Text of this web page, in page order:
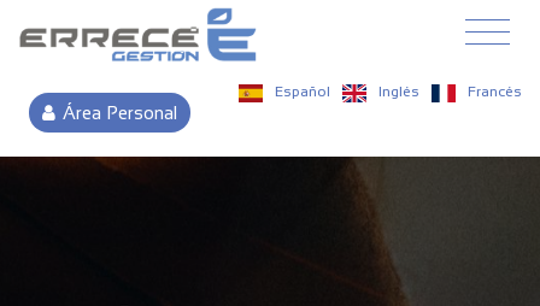
Área Personal
Español Inglés Francés